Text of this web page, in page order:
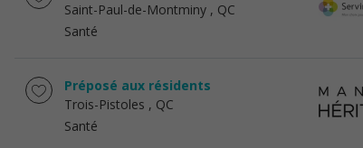
Saint-Paul-de-Montminy , QC
Santé
Préposé aux résidents
Trois-Pistoles , QC
Santé